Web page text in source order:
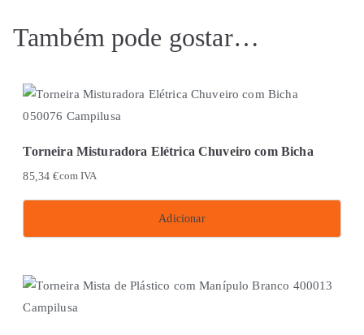
Também pode gostar…
Torneira Misturadora Elétrica Chuveiro com Bicha
85,34€com IVA
Adicionar